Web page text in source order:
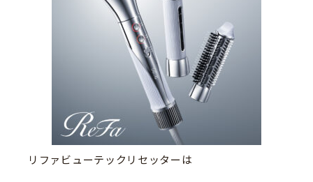
リファビューテックリセッターは